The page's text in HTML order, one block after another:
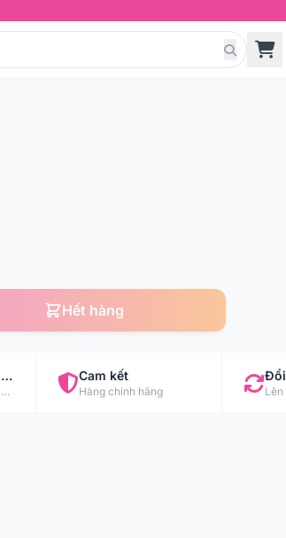
Hết hàng
Giao hàng toàn quốc
Thanh toán khi nhận hàng
Cam kết
Hàng chính hãng